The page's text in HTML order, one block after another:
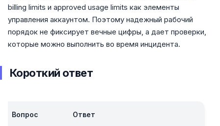
billing limits и approved usage limits как элементы
управления аккаунтом. Поэтому надежный рабочий
порядок не фиксирует вечные цифры, а дает проверки,
которые можно выполнить во время инцидента.
Короткий ответ
Вопрос Ответ